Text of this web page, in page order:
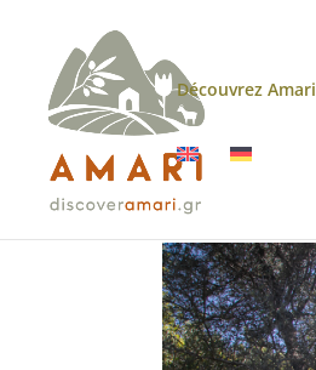
Découvrez Amari